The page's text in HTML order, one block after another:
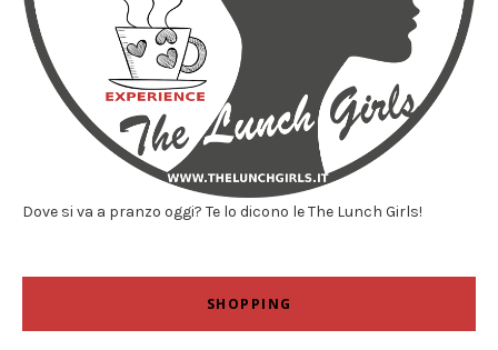
Dove si va a pranzo oggi? Te lo dicono le The Lunch Girls!
SHOPPING